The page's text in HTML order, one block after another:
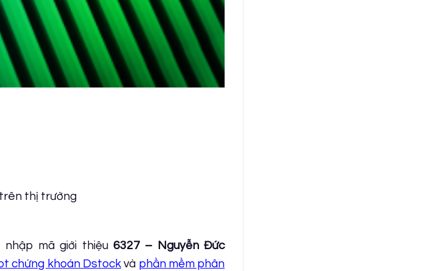
trên thị trường
nhập mã giới thiệu 6327 – Nguyễn Đức
chứng khoán Dstockvà phần mềm phân